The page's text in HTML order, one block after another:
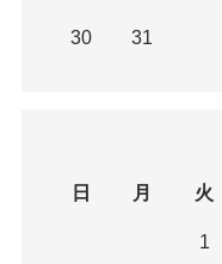
30 31
日
月 火
1